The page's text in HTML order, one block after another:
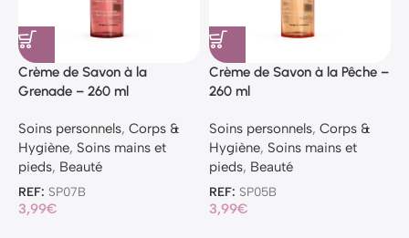
Crème de Savon à la
Grenade – 260 ml
Soins personnels, Corps &
Hygiène, Soins mains et
pieds, Beauté
REF: SP07B
3,99€
Crème de Savon à la Pêche –
260 ml
Soins personnels, Corps &
Hygiène, Soins mains et
pieds, Beauté
REF: SP05B
3,99€